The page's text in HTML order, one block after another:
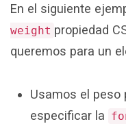
En el siguiente
weight propiedad
queremos para un
Usamos el peso
especificar la